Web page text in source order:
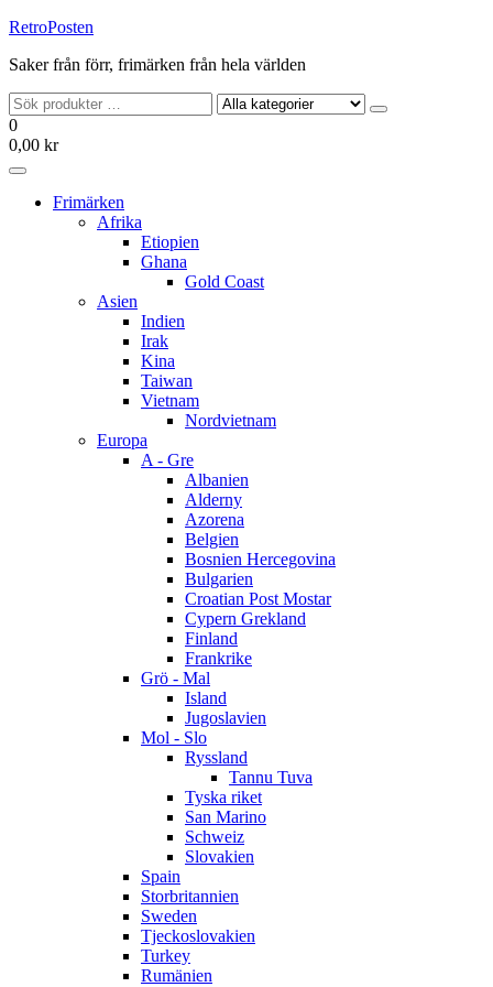
Hoppa
innehållet
RetroPosten
Saker från förr, frimärken från hela världen
0
0,00 kr
Frimärken
Afrika
Etiopien
Ghana
Gold Coast
Asien
Indien
Irak
Kina
Taiwan
Vietnam
Nordvietnam
Europa
A - Gre
Albanien
Alderny
Azorena
Belgien
Bosnien Hercegovina
Bulgarien
Croatian Post Mostar
Cypern Grekland
Finland
Frankrike
Grö - Mal
Island
Jugoslavien
Mol - Slo
Ryssland
Tannu Tuva
Tyska riket
San Marino
Schweiz
Slovakien
Spain
Storbritannien
Sweden
Tjeckoslovakien
Turkey
Rumänien